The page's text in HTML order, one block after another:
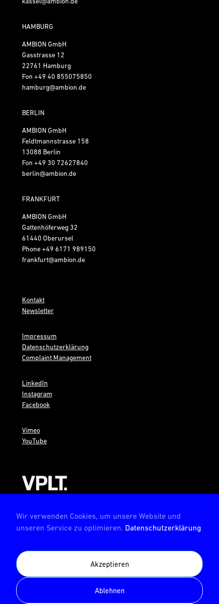
Wir verwenden Cookies, um unsere Website und
unseren Service zu optimieren. Datenschutzerklärung
Akzeptieren
Ablehnen
HAMBURG
AMBION GmbH
Gasstrasse 12
22761 Hamburg
Fon +49 40 855075850
hamburg@ambion.de
BERLIN
AMBION GmbH
Feldtmannstrasse 158
13088 Berlin
Fon +49 30 72627840
berlin@ambion.de
FRANKFURT
AMBION GmbH
Gattenhöferweg 32
61440 Oberursel
Phone+49 6171 989150
frankfurt@ambion.de
Kontakt
Newsletter
Impressum
Datenschutzerklärung
Complaint Management
LinkedIn
Instagram
Facebook
Vimeo
YouTube
AMBION ist zertifiziert von der Deutschen Prüfstelle für
Veranstaltungstechnik
© AMBION GmbH 2026